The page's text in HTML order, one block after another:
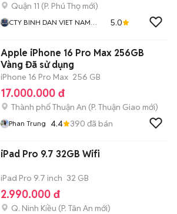
Quận 11 (P. Phú Thọ mới)
CTY BINH DAN VIET NAM
5.0
Apple iPhone 16 Pro Max 256GB
Vàng Đã sử dụng
iPhone 16 Pro Max 256 GB
17.000.000 đ
Thành phố Thuận An (P. Thuận Giao mới)
Phan Trung 4.4 390 đã bán
iPad Pro 9.7 32GB Wifi
iPad Pro 9.7 inch 32 GB
2.990.000 đ
Q. Ninh Kiều (P. Tân An mới)